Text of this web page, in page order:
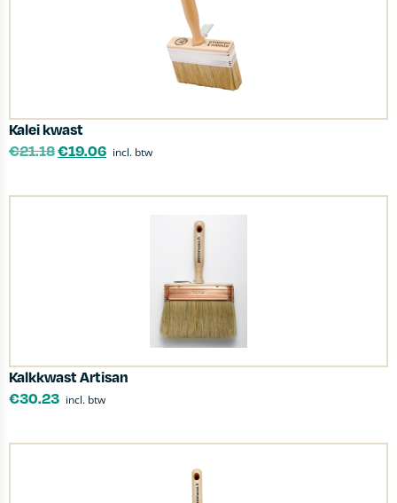
Kalei kwast
€21.18€19.06 incl. btw
Kalkkwast Artisan
€30.23 incl. btw